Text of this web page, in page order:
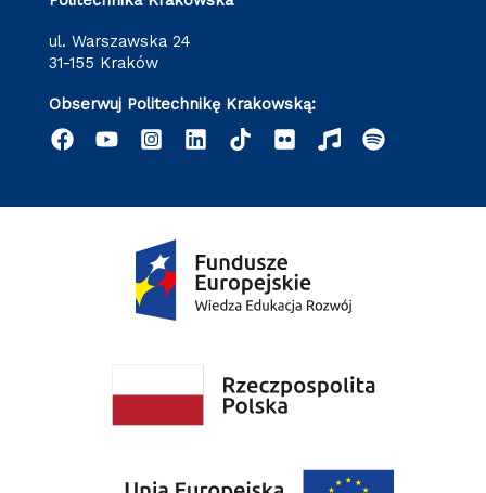
ul. Warszawska 24
31-155 Kraków
Obserwuj Politechnikę Krakowską: